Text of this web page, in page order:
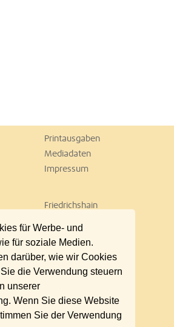
für Werbe- und
für soziale Medien.
darüber, wie wir Cookies
die Verwendung steuern
unserer
Wenn Sie diese Website
Sie der Verwendung
Printausgaben
Mediadaten
Impressum
Friedrichshain
Marzahn
Neukölln
Schöneberg
Steglitz